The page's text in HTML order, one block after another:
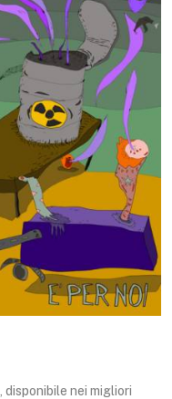
, disponibile nei migliori